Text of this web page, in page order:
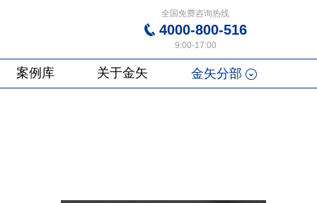
全国免费咨询热线
4000-800-516
9:00-17:00
案例库 关于金矢 金矢分部